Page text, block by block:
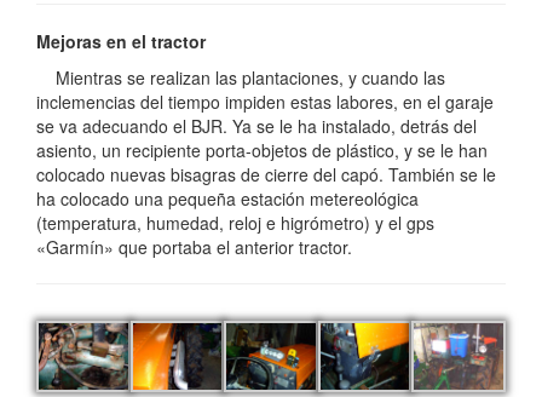
Mejoras en el tractor
Mientras se realizan las plantaciones, y cuando las
inclemencias del tiempo impiden estas labores, en el garaje
se va adecuando el BJR. Ya se le ha instalado, detrás del
asiento, un recipiente porta-objetos de plástico, y se le han
colocado nuevas bisagras de cierre del capó. También se le
ha colocado una pequeña estación metereológica
(temperatura, humedad, reloj e higrómetro) y el gps
«Garmín» que portaba el anterior tractor.